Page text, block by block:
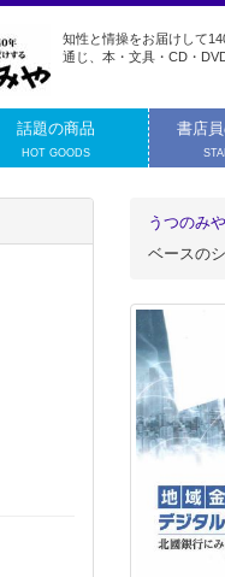
知性と情操をお届けして
通じ、本・文具・CD・
話題の商品
HOT GOODS
書店
うつのみや
ベースの